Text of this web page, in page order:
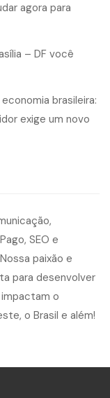
agora para
– DF você
brasileira:
exige um novo